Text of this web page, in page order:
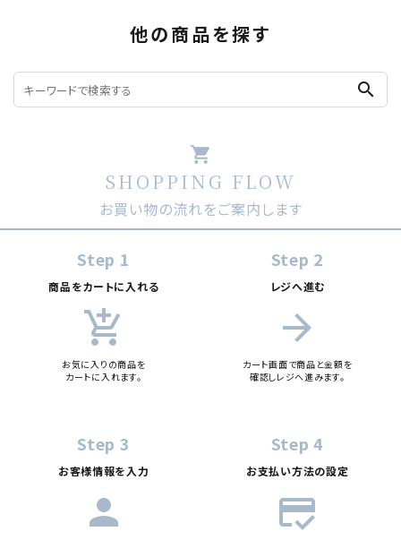
他の商品を探す
search
shopping_cart
SHOPPING FLOW
お買い物の流れをご案内します
Step 1
商品をカートに入れる
add_shopping_cart
お気に入りの商品を
カートに入れます。
Step 2
レジへ進む
arrow_forward
カート画面で商品と金額を
確認しレジへ進みます。
Step 3
お客様情報を入力
person
Step 4
お支払い方法の設定
credit_score